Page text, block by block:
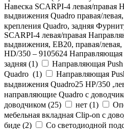
Навеска SCARPI-4 левая/правая
выдвижения Quadro правая/
крепления Quadro, задняя
SCARPI-4 левая/правая
выдвижения, ЕВ20, правая/левая,
HD/350 – 9105624 Направляющая
задняя (1)
Направляющая
Quadro (1)
Направляющая
выдвижения Quadro25 НР/350
направляющие Quadro с
доводчиком (25) нет (1)
мебельная вкладная Clip-on с
биде (2)
Со светодиодной